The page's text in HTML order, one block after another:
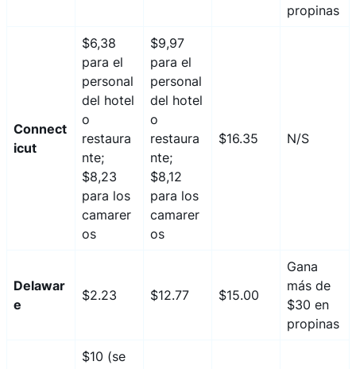
propinas
Connect
icut
$6,38
para el
personal
del hotel
o
restaura
nte;
$8,23
para los
camarer
os
$9,97
para el
personal
del hotel
o
restaura
nte;
$8,12
para los
camarer
os
$16.35 N/S
Delawar
e
$2.23 $12.77 $15.00
Gana
más de
$30 en
propinas
$10 (se